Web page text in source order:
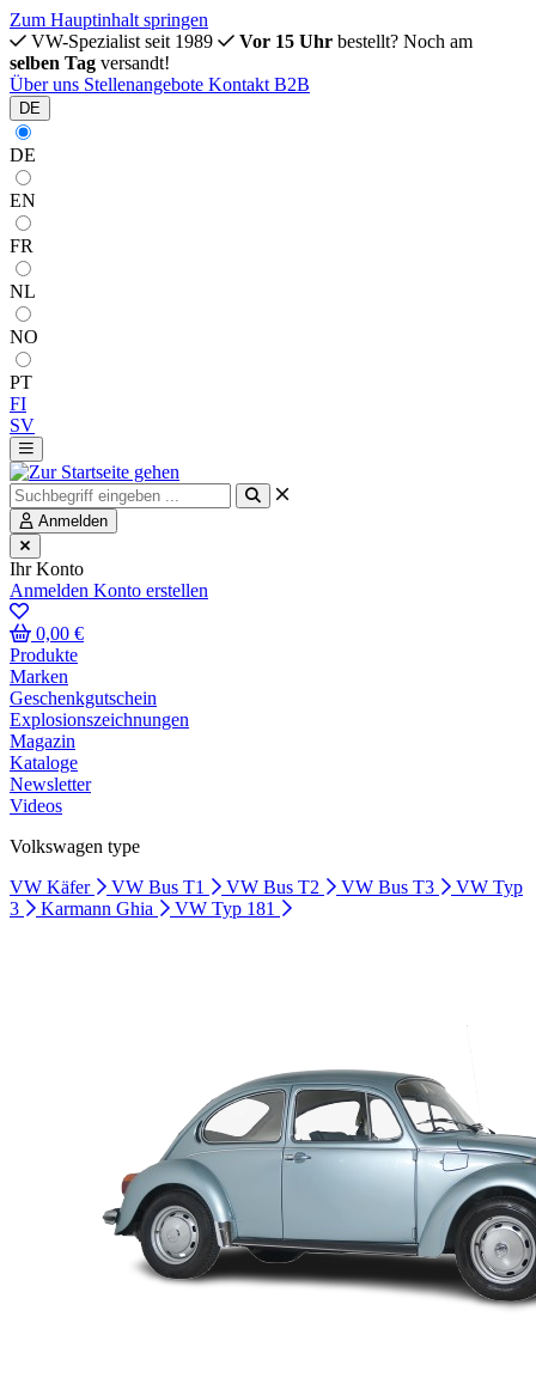
Zum Hauptinhalt springen
VW-Spezialist seit 1989
Vor 15 Uhr bestellt? Noch am
selben Tag versandt!
Über uns Stellenangebote Kontakt B2B
DE
DE
EN
FR
NL
NO
PT
FI
SV
Anmelden
Ihr Konto
Anmelden Konto erstellen
0,00 €
Produkte
Marken
Geschenkgutschein
Explosionszeichnungen
Magazin
Kataloge
Newsletter
Videos
Volkswagen type
VW Käfer
VW Bus T1 VW Bus T2 VW Bus T3
VW Typ
3
Karmann Ghia VW Typ 181